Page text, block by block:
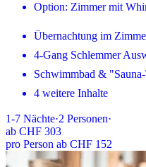
Option: Zimmer mit
Übernachtung im
4-Gang Schlemmer
Schwimmbad &
4 weitere Inhalte
1-7 Nächte·2 Personen·
ab CHF 303
pro Person ab CHF 152